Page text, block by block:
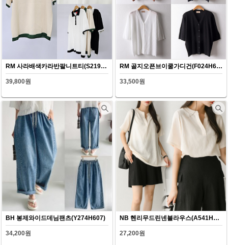
RM 사라배색카라반팔니트티(S219H607)
39,800원
RM 골지오픈브이쿨가디건(F024H607)
33,500원
BH 봉제와이드데님팬츠(Y274H607)
34,200원
NB 헨리무드린넨블라우스(A541H607)
27,200원